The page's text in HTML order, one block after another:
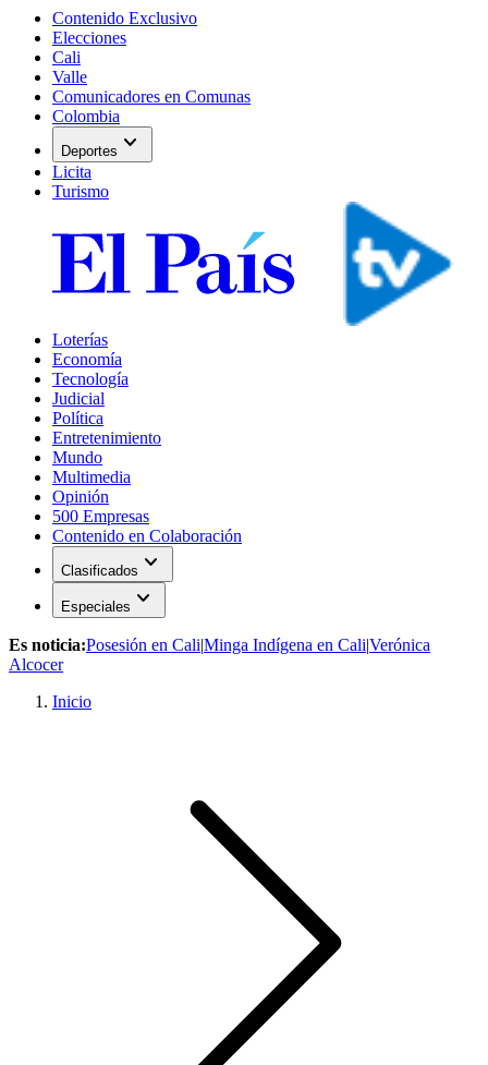
Contenido Exclusivo
Elecciones
Cali
Valle
Comunicadores en Comunas
Colombia
Deportes expand_more
Licita
Turismo
Loterías
Economía
Tecnología
Judicial
Política
Entretenimiento
Mundo
Multimedia
Opinión
500 Empresas
Contenido en Colaboración
Clasificados expand_more
Especiales expand_more
Es noticia:Posesión en Cali|Minga Indígena en Cali|Verónica
Alcocer
Inicio